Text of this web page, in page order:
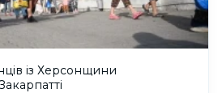
із Херсонщини